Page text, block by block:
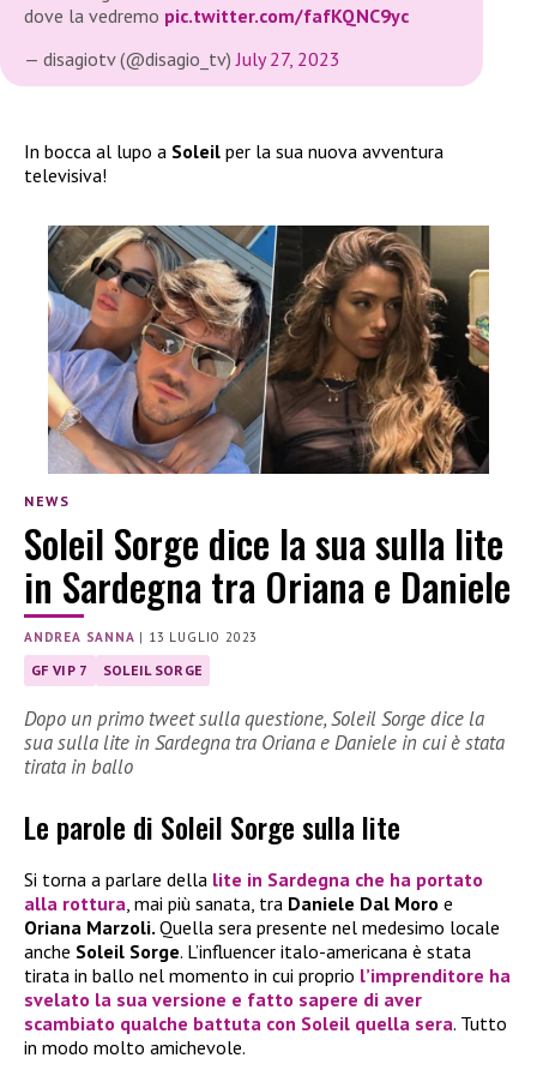
dove la vedremo pic.twitter.com/fafKQNC9yc
— disagiotv (@disagio_tv) July 27, 2023
In bocca al lupo a Soleil per la sua nuova avventura
televisiva!
NEWS
Soleil Sorge dice la sua sulla lite
in Sardegna tra Oriana e Daniele
ANDREA SANNA | 13 LUGLIO 2023
GF VIP 7 SOLEIL SORGE
Dopo un primo tweet sulla questione, Soleil Sorge dice la
sua sulla lite in Sardegna tra Oriana e Daniele in cui è stata
tirata in ballo
Le parole di Soleil Sorge sulla lite
Si torna a parlare della lite in Sardegna che ha portato
alla rottura, mai più sanata, tra Daniele Dal Moro e
Oriana Marzoli. Quella sera presente nel medesimo locale
anche Soleil Sorge. L’influencer italo-americana è stata
tirata in ballo nel momento in cui proprio l’imprenditore ha
svelato la sua versione e fatto sapere di aver
scambiato qualche battuta con Soleil quella sera. Tutto
in modo molto amichevole.